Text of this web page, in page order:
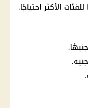
الأكثر احتياجًا.